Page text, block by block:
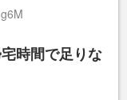
時間で足りな